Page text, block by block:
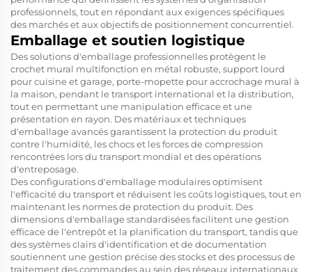
professionnels, tout en répondant aux exigences spécifiques
des marchés et aux objectifs de positionnement concurrentiel.
Emballage et soutien logistique
Des solutions d'emballage professionnelles protègent le
crochet mural multifonction en métal robuste, support lourd
pour cuisine et garage, porte-mopette pour accrochage mural à
la maison, pendant le transport international et la distribution,
tout en permettant une manipulation efficace et une
présentation en rayon. Des matériaux et techniques
d'emballage avancés garantissent la protection du produit
contre l'humidité, les chocs et les forces de compression
rencontrées lors du transport mondial et des opérations
d'entreposage.
Des configurations d'emballage modulaires optimisent
l'efficacité du transport et réduisent les coûts logistiques, tout en
maintenant les normes de protection du produit. Des
dimensions d'emballage standardisées facilitent une gestion
efficace de l'entrepôt et la planification du transport, tandis que
des systèmes clairs d'identification et de documentation
soutiennent une gestion précise des stocks et des processus de
traitement des commandes au sein des réseaux internationaux